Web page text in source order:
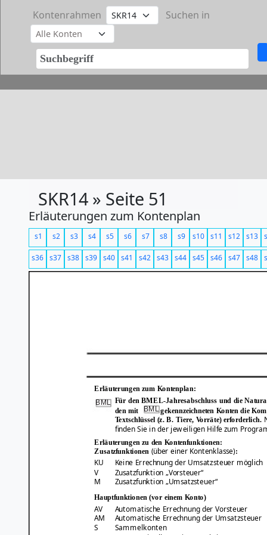
Kontenrahmen Suchen in
SKR14 » Seite 51
Erläuterungen zum Kontenplan
s1 s2 s3 s4 s5 s6 s7 s8 s9 s10 s11 s12 s13
s36 s37 s38 s39 s40 s41 s42 s43 s44 s45 s46 s47 s48
Erläuterungen zum Kontenplan:
BML Für den BMEL-Jahresabschluss und die
BML
den mit
gekennzeichneten Konten die
Textschlüssel (z. B. Tiere, Vorräte) erforderlich.
finden Sie in der jeweiligen Hilfe zum
Erläuterungen zu den Kontenfunktionen:
Zusatzfunktionen (über einer Kontenklasse):
KU
Keine Errechnung der Umsatzsteuer möglich
V
Zusatzfunktion „Vorsteuer“
M
Zusatzfunktion „Umsatzsteuer“
Hauptfunktionen (vor einem Konto)
AV
Automatische Errechnung der Vorsteuer
AM
Automatische Errechnung der Umsatzsteuer
S
Sammelkonten